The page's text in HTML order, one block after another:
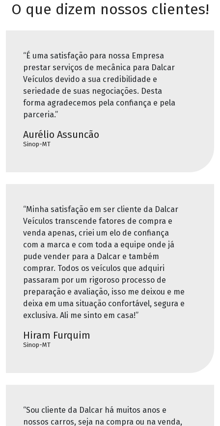
O que dizem nossos clientes!
“É uma satisfação para nossa Empresa
prestar serviços de mecânica para Dalcar
Veículos devido a sua credibilidade e
seriedade de suas negociações. Desta
forma agradecemos pela confiança e pela
parceria.”
Aurélio Assuncão
Sinop-MT
“Minha satisfação em ser cliente da Dalcar
Veículos transcende fatores de compra e
venda apenas, criei um elo de confiança
com a marca e com toda a equipe onde já
pude vender para a Dalcar e também
comprar. Todos os veículos que adquiri
passaram por um rigoroso processo de
preparação e avaliação, isso me deixou e me
deixa em uma situação confortável, segura e
exclusiva. Ali me sinto em casa!”
Hiram Furquim
Sinop-MT
“Sou cliente da Dalcar há muitos anos e
nossos carros, seja na compra ou na venda,